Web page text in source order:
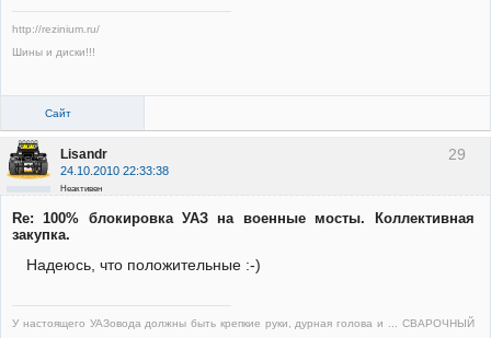
http://rezinium.ru/
Шины и диски!!!
Сайт
29
Lisandr
24.10.2010 22:33:38
Неактивен
Re: 100% блокировка УАЗ на военные мосты. Коллективная
закупка.
Надеюсь, что положительные :-)
У настоящего УАЗовода должны быть крепкие руки, дурная голова и ... СВАРОЧНЫЙ